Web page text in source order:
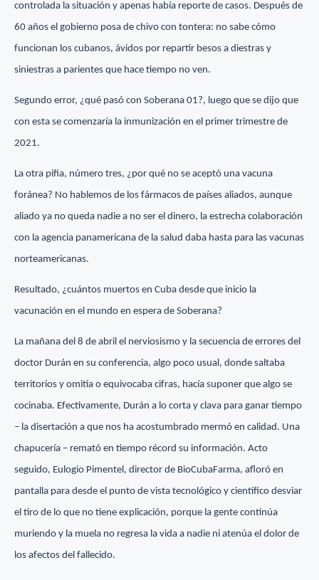
controlada la situación y apenas había reporte de casos. Después de
60 años el gobierno posa de chivo con tontera: no sabe cómo
funcionan los cubanos, ávidos por repartir besos a diestras y
siniestras a parientes que hace tiempo no ven.
Segundo error, ¿qué pasó con Soberana 01?, luego que se dijo que
con esta se comenzaría la inmunización en el primer trimestre de
2021.
La otra pifia, número tres, ¿por qué no se aceptó una vacuna
foránea? No hablemos de los fármacos de países aliados, aunque
aliado ya no queda nadie a no ser el dinero, la estrecha colaboración
con la agencia panamericana de la salud daba hasta para las vacunas
norteamericanas.
Resultado, ¿cuántos muertos en Cuba desde que inicio la
vacunación en el mundo en espera de Soberana?
La mañana del 8 de abril el nerviosismo y la secuencia de errores del
doctor Durán en su conferencia, algo poco usual, donde saltaba
territorios y omitía o equivocaba cifras, hacía suponer que algo se
cocinaba. Efectivamente, Durán a lo corta y clava para ganar tiempo
– la disertación a que nos ha acostumbrado mermó en calidad. Una
chapucería – remató en tiempo récord su información. Acto
seguido, Eulogio Pimentel, director de BioCubaFarma, afloró en
pantalla para desde el punto de vista tecnológico y científico desviar
el tiro de lo que no tiene explicación, porque la gente continúa
muriendo y la muela no regresa la vida a nadie ni atenúa el dolor de
los afectos del fallecido.